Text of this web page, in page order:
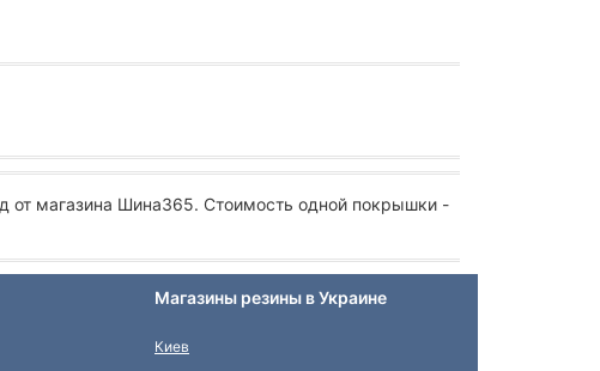
от магазина Шина365. Стоимость одной покрышки -
Магазины резины в Украине
Киев